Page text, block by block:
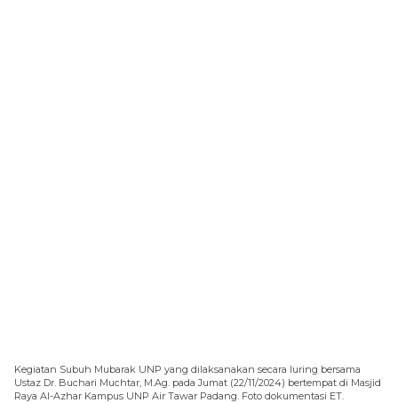
Kegiatan Subuh Mubarak UNP yang dilaksanakan secara luring bersama
Ustaz Dr. Buchari Muchtar, M.Ag. pada Jumat (22/11/2024) bertempat di Masjid
Raya Al-Azhar Kampus UNP Air Tawar Padang. Foto dokumentasi ET.